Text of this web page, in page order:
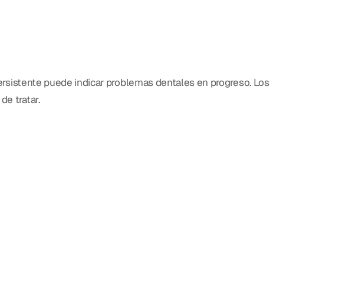
puede indicar problemas dentales en progreso. Los
tratar.